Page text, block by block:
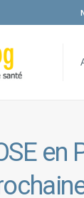
en